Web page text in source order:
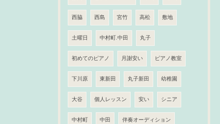
西脇 西島 宮竹 高松 敷地
土曜日 中村町.中田 丸子
初めてのピアノ 月謝安い ピアノ教室
下川原 東新田 丸子新田 幼稚園
大谷 個人レッスン 安い シニア
中村町 中田 伴奏オーディション